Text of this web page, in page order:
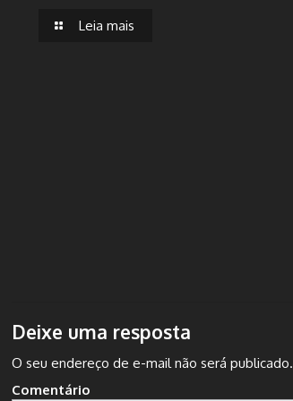
Leia mais
Deixe uma resposta
O seu endereço de e-mail não será publicado.
Comentário